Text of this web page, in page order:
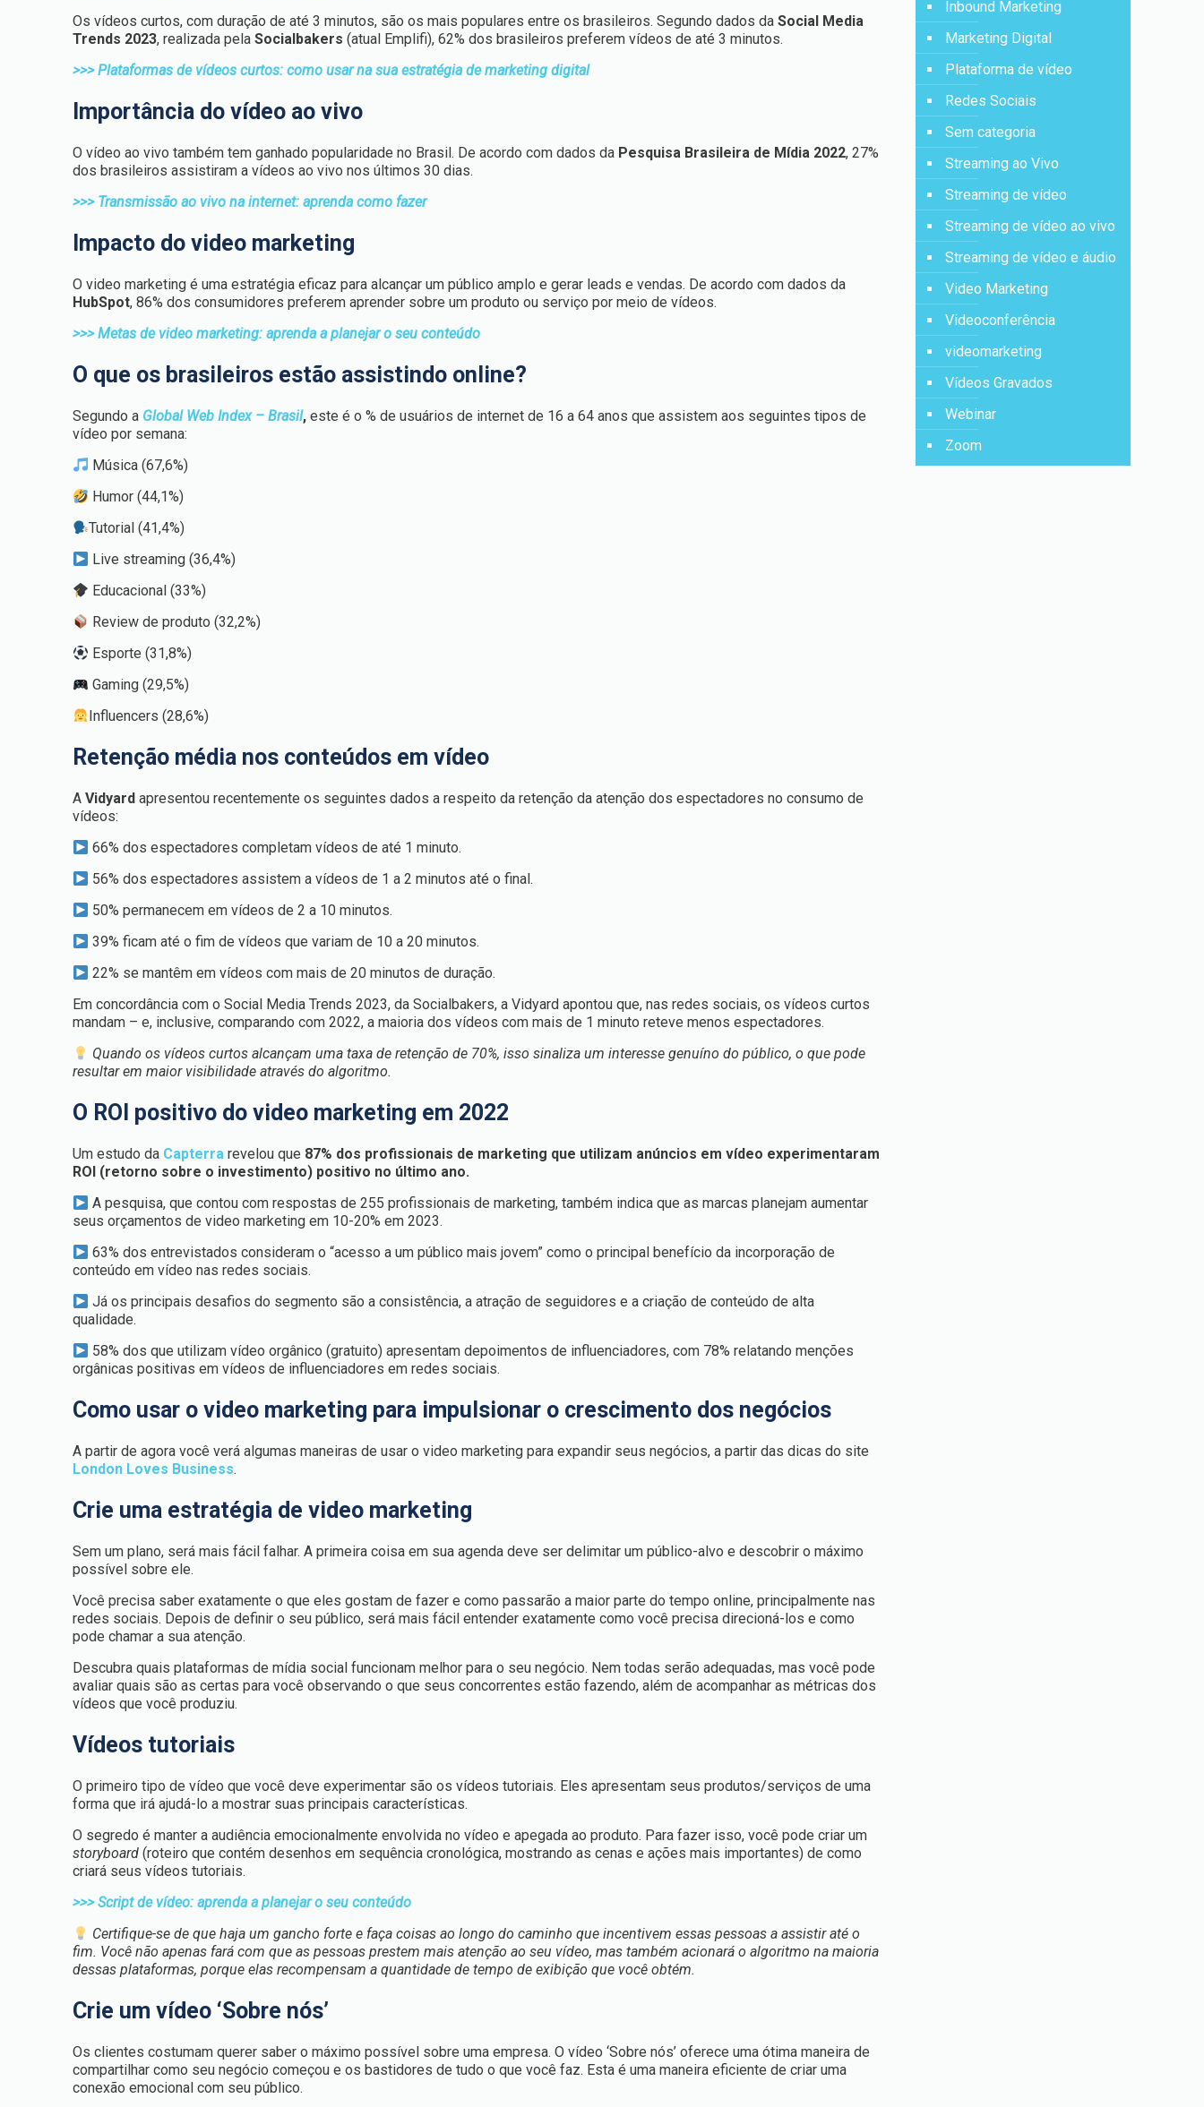
Os vídeos curtos, com duração de até 3 minutos, são os mais populares entre os brasileiros. Segundo dados daSocial Media
Trends 2023, realizada pelaSocialbakers(atual Emplifi), 62% dos brasileiros preferem vídeos de até 3 minutos.
>>> Plataformas de vídeos curtos: como usar na sua estratégia de marketing digital
Importância do vídeo ao vivo
O vídeo ao vivo também tem ganhado popularidade no Brasil. De acordo com dados da Pesquisa Brasileira de Mídia 2022, 27%
dos brasileiros assistiram a vídeos ao vivo nos últimos 30 dias.
>>> Transmissão ao vivo na internet: aprenda como fazer
Impacto do video marketing
O video marketing é uma estratégia eficaz para alcançar um público amplo e gerar leads e vendas. De acordo com dados da
HubSpot, 86% dos consumidores preferem aprender sobre um produto ou serviço por meio de vídeos.
>>> Metas de video marketing: aprenda a planejar o seu conteúdo
O que os brasileiros estão assistindo online?
Segundo a Global Web Index – Brasil, este é o % de usuários de internet de 16 a 64 anos que assistem aos seguintes tipos de
vídeo por semana:
Música (67,6%)
Humor (44,1%)
Tutorial (41,4%)
Live streaming (36,4%)
Educacional (33%)
Review de produto (32,2%)
Esporte (31,8%)
Gaming (29,5%)
Influencers (28,6%)
Retenção média nos conteúdos em vídeo
AVidyard apresentou recentemente os seguintes dados a respeito da retenção da atenção dos espectadores no consumo de
vídeos:
66% dos espectadores completam vídeos de até 1 minuto.
56% dos espectadores assistem a vídeos de 1 a 2 minutos até o final.
50% permanecem em vídeos de 2 a 10 minutos.
39% ficam até o fim de vídeos que variam de 10 a 20 minutos.
22% se mantêm em vídeos com mais de 20 minutos de duração.
Em concordância com o Social Media Trends 2023, da Socialbakers, a Vidyard apontou que, nas redes sociais, os vídeos curtos
mandam – e, inclusive, comparando com 2022, a maioria dos vídeos com mais de 1 minuto reteve menos espectadores.
Quando os vídeos curtos alcançam uma taxa de retenção de 70%, isso sinaliza um interesse genuíno do público, o que pode
resultar em maior visibilidade através do algoritmo.
O ROI positivo do video marketing em 2022
Um estudoda Capterrarevelou que 87% dos profissionais de marketing que utilizam anúncios em vídeo experimentaram
ROI (retorno sobre o investimento) positivo no último ano.
A pesquisa, que contou com respostas de 255 profissionais de marketing, também indica que as marcas planejam aumentar
seus orçamentos de video marketing em 10-20% em 2023.
63% dos entrevistados consideram o “acesso a um público mais jovem” como o principal benefício da incorporação de
conteúdo em vídeo nas redes sociais.
Já os principais desafios do segmento são a consistência, a atração de seguidores e a criação de conteúdo de alta
qualidade.
58% dos que utilizam vídeo orgânico (gratuito) apresentam depoimentos de influenciadores, com 78% relatando menções
orgânicas positivas em vídeos de influenciadores em redes sociais.
Como usar o video marketing para impulsionar o crescimento dos negócios
A partir de agora você verá algumas maneiras de usar o video marketing para expandir seus negócios, a partir das dicas do site
London Loves Business.
Crie uma estratégia de video marketing
Sem um plano, será mais fácil falhar. A primeira coisa em sua agenda deve ser delimitar um público-alvo e descobrir o máximo
possível sobre ele.
Você precisa saber exatamente o que eles gostam de fazer e como passarão a maior parte do tempo online, principalmente nas
redes sociais. Depois de definir o seu público, será mais fácil entender exatamente como você precisa direcioná-los e como
pode chamar a sua atenção.
Descubra quais plataformas de mídia social funcionam melhor para o seu negócio. Nem todas serão adequadas, mas você pode
avaliar quais são as certas para você observando o que seus concorrentes estão fazendo, além de acompanhar as métricas dos
vídeos que você produziu.
Vídeos tutoriais
O primeiro tipo de vídeo que você deve experimentar são os vídeos tutoriais. Eles apresentam seus produtos/serviços de uma
forma que irá ajudá-lo a mostrar suas principais características.
O segredo é manter a audiência emocionalmente envolvida no vídeo e apegada ao produto. Para fazer isso, você pode criar um
storyboard (roteiro que contém desenhos em sequência cronológica, mostrando as cenas e ações mais importantes) de como
criará seus vídeos tutoriais.
>>> Script de vídeo: aprenda a planejar o seu conteúdo
Certifique-se de que haja um gancho forte e faça coisas ao longo do caminho que incentivem essas pessoas a assistir até o
fim. Você não apenas fará com que as pessoas prestem mais atenção ao seu vídeo, mas também acionará o algoritmo na maioria
dessas plataformas, porque elas recompensam a quantidade de tempo de exibição que você obtém.
Crie um vídeo ‘Sobre nós’
Os clientes costumam querer saber o máximo possível sobre uma empresa. O vídeo ‘Sobre nós’ oferece uma ótima maneira de
compartilhar como seu negócio começou e os bastidores de tudo o que você faz. Esta é uma maneira eficiente de criar uma
conexão emocional com seu público.
Inbound Marketing
Marketing Digital
Plataforma de vídeo
Redes Sociais
Sem categoria
Streaming ao Vivo
Streaming de vídeo
Streaming de vídeo ao vivo
Streaming de vídeo e áudio
Video Marketing
Videoconferência
videomarketing
Vídeos Gravados
Webinar
Zoom